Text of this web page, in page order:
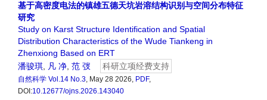
基于高密度电法的镇雄五德天坑岩溶结构识别与空间分布特征
研究
Study on Karst Structure Identification and Spatial
Distribution Characteristics of the Wude Tiankeng in
Zhenxiong Based on ERT
潘骏琪
凡 净 范 弢 科研立项经费支持
自然科学 Vol.14 No.3, May 28 2026, PDF,
DOI:10.12677/ojns.2026.143040